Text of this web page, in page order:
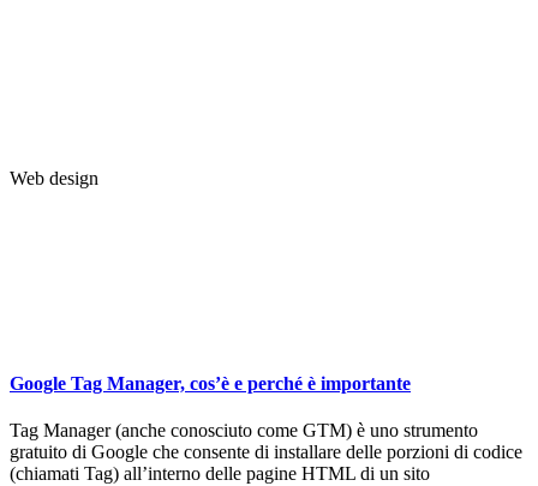
Web design
Google Tag Manager, cos’è e perché è importante
Tag Manager (anche conosciuto come GTM) è uno strumento
gratuito di Google che consente di installare delle porzioni di codice
(chiamati Tag) all’interno delle pagine HTML di un sito